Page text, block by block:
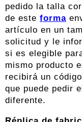
pedido la talla
de este forma
artículo en un
solicitud y le
si es elegible
mismo producto
recibirá un
que puede pedir
diferente.